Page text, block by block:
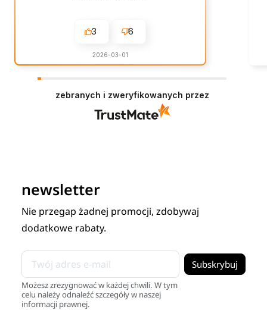
3 6
2026-03-01
zebranych i zweryfikowanych przez
newsletter
Nie przegap żadnej promocji, zdobywaj
dodatkowe rabaty.
Możesz zrezygnować w każdej chwili. W tym
celu należy odnaleźć szczegóły w naszej
informacji prawnej.